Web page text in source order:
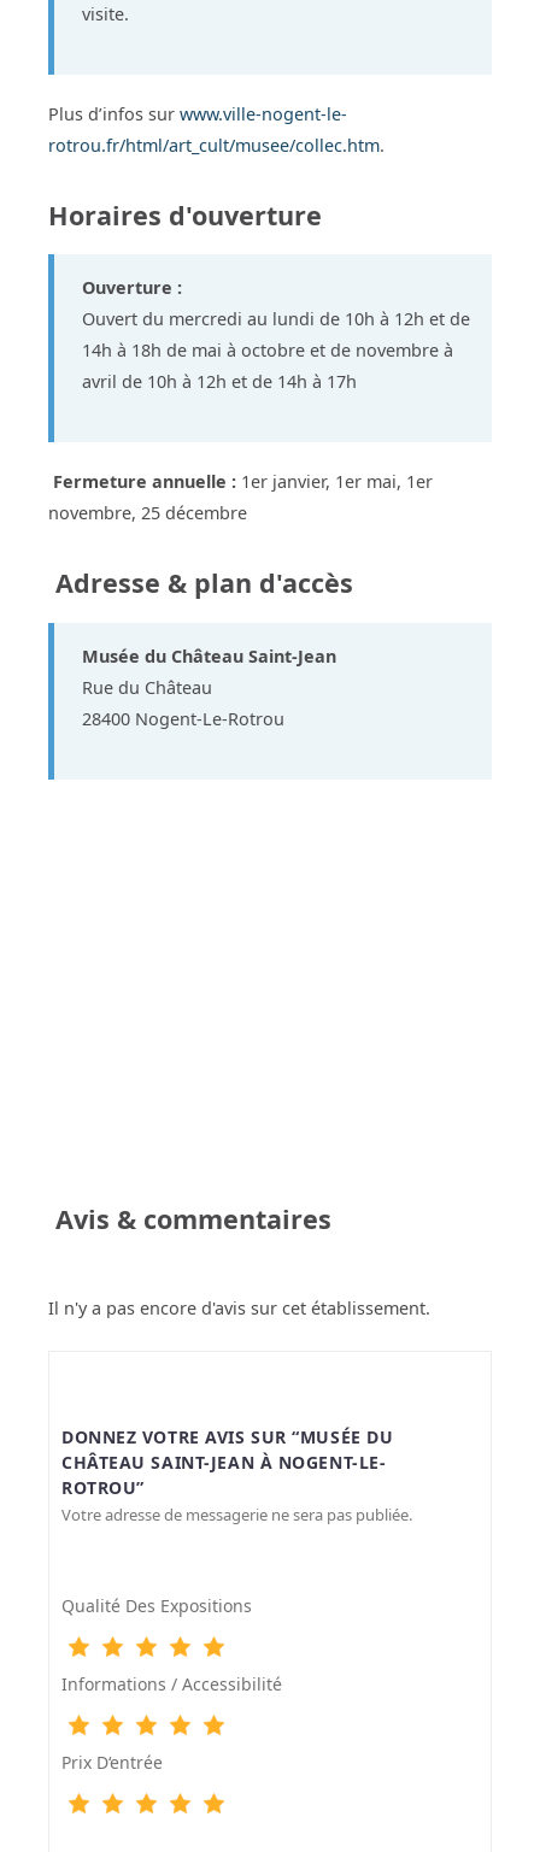
visite.
Plus d’infos sur www.ville-nogent-le-
rotrou.fr/html/art_cult/musee/collec.htm.
Horaires d'ouverture
Ouverture :
Ouvert du mercredi au lundi de 10h à 12h et de
14h à 18h de mai à octobre et de novembre à
avril de 10h à 12h et de 14h à 17h
Fermeture annuelle : 1er janvier, 1er mai, 1er
novembre, 25 décembre
Adresse & plan d'accès
Musée du Château Saint-Jean
Rue du Château
28400 Nogent-Le-Rotrou
Avis & commentaires
Il n'y a pas encore d'avis sur cet établissement.
DONNEZ VOTRE AVIS SUR “MUSÉE DU
CHÂTEAU SAINT-JEAN À NOGENT-LE-
ROTROU”
Votre adresse de messagerie ne sera pas publiée.
Qualité Des Expositions
Informations / Accessibilité
Prix D‘entrée